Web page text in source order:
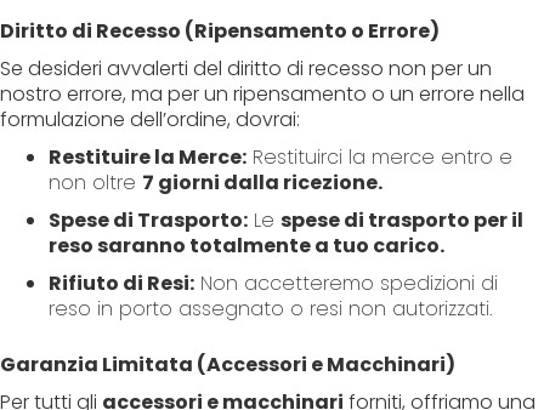
Diritto di Recesso (Ripensamento o Errore)
Se desideri avvalerti del diritto di recesso non per un
nostro errore, ma per un ripensamento o un errore nella
formulazione dell’ordine, dovrai:
Restituire la Merce: Restituirci la merce entro e
non oltre 7 giorni dalla ricezione.
Spese di Trasporto: Le spese di trasporto per il
reso saranno totalmente a tuo carico.
Rifiuto di Resi: Non accetteremo spedizioni di
reso in porto assegnato o resi non autorizzati.
Garanzia Limitata (Accessori e Macchinari)
Per tutti gli accessori e macchinari forniti, offriamo una